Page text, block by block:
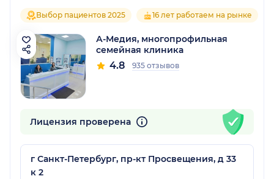
Выбор пациентов 2025 16 лет работаем на рынке
А-Медия, многопрофильная
семейная клиника
4.8 935 отзывов
Лицензия проверена
г Санкт-Петербург, пр-кт Просвещения, д 33
к 2